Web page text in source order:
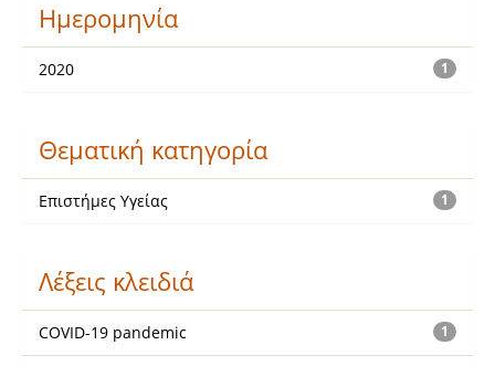
Ημερομηνία
1
2020
Θεματική κατηγορία
1
Επιστήμες Υγείας
Λέξεις κλειδιά
1
COVID-19 pandemic